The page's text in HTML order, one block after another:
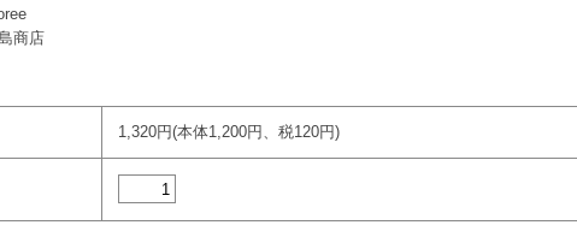
商店
1,320円(本体1,200円、税120円)